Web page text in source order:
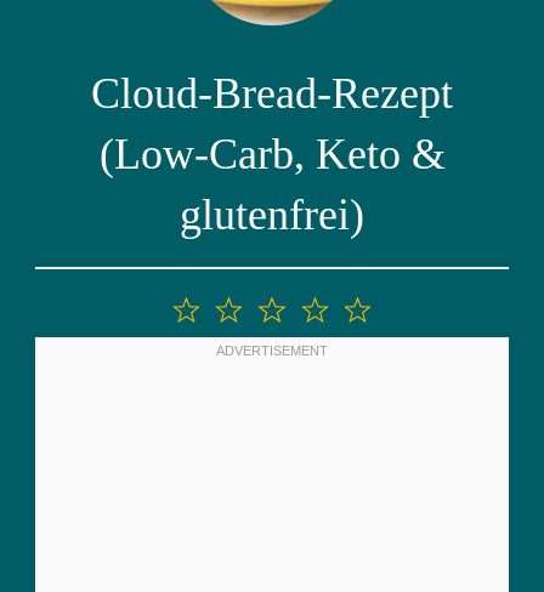
Cloud-Bread-Rezept
(Low-Carb, Keto &
glutenfrei)
5
4
Sterne
3
Sterne
2
Sterne
1
Stern